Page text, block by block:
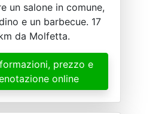
un salone in comune,
e un barbecue. 17
da Molfetta.
prezzo e
online